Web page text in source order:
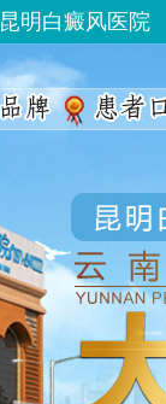
昆明白癜风医院